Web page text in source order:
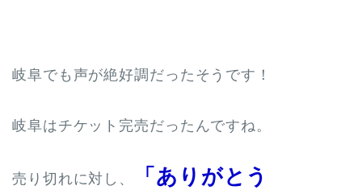
岐阜でも声が絶好調だったそうです！
岐阜はチケット完売だったんですね。
売り切れに対し、
「ありがとう